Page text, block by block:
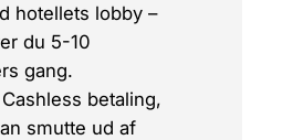
hotellets lobby –
du 5-10
gang.
Cashless betaling,
smutte ud af